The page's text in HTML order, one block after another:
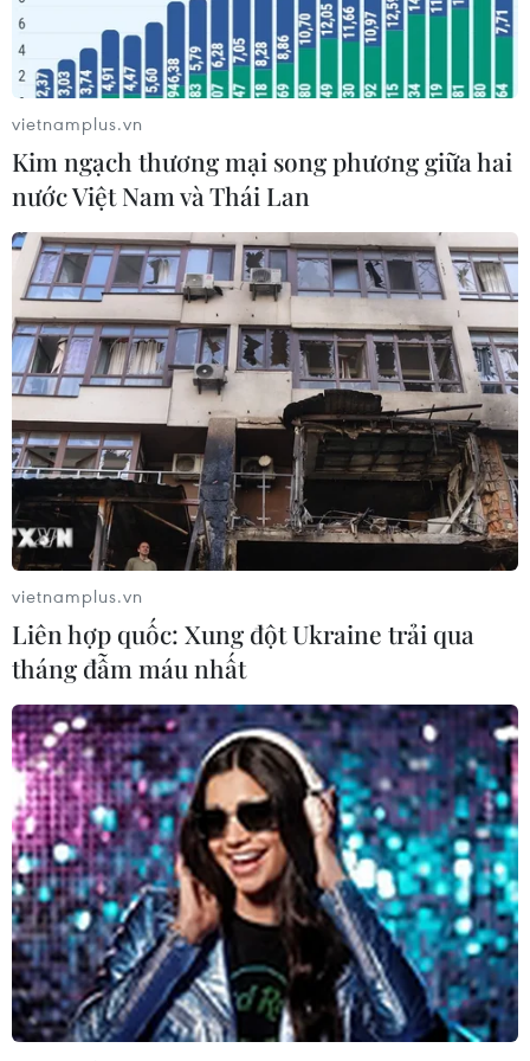
nhỏ.
Một góc Thành phố Hồ Chí Minh. (Nguồn: TTXVN)
Thành phố Hồ Chí Minh đang hướng đến việc
xây dựng thành phố trở thành trung tâm tài
chính của cả nước cũng như khu vực. Tuy
nhiên, theo các chuyên gia, rất khó có thể thành
công trong cuộc đua xây dựng một trung tâm tài
chính tầm quốc tế theo cách truyền thống. Vì
vậy, hướng phát triển các công ty công nghệ tài
chính (Fintech) có độ phủ quốc tế sẽ phù hợp
hơn với Thành phố Hồ Chí Minh nói riêng, Việt
Nam nói chung.
Cơ hội nào cho “người đi sau”?
Theo tiến sỹ Vũ Thành Tự Anh, thuộc Trường
Đại học Fulbright Việt Nam, mặc dù có vị thế
kinh tế nổi trội để có thể trở thành một trung
tâm tài chính nhưng hiện Thành phố Hồ Chí
Minh vẫn chưa có tên trong bảng xếp hạng
trung tâm tài chính khu vực năm 2019 bởi quy
mô vẫn rất nhỏ so với các trung tâm đã hình
vietnamplus.vn
Kim ngạch thương mại song phương giữa hai
nước Việt Nam và Thái Lan
vietnamplus.vn
Liên hợp quốc: Xung đột Ukraine trải qua
tháng đẫm máu nhất